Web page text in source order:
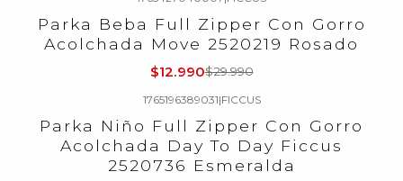
Parka Beba Full Zipper Con Gorro
Acolchada Move 2520219 Rosado
$12.990$29.990
1765196389031|FICCUS
Parka Niño Full Zipper Con Gorro
Acolchada Day To Day Ficcus
2520736 Esmeralda